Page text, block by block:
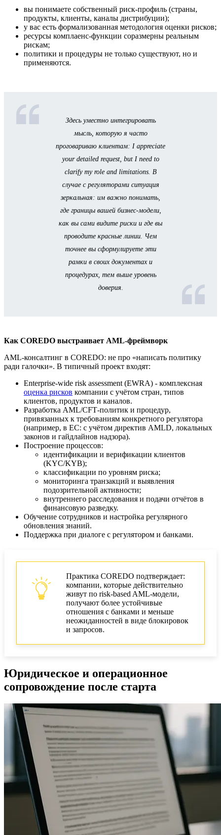
вы понимаете собственный риск‑профиль (страны,
продукты, клиенты, каналы дистрибуции);
у вас есть формализованная методология оценки рисков;
ресурсы комплаенс‑функции соразмерны реальным
рискам;
политики и процедуры не только существуют, но и
применяются.
Здесь уместно интегрировать
мысль, которую я часто
проговариваю клиентам: I appreciate
your detailed request, but I need to
clarify my role and limitations. В
случае с регуляторами ситуация
зеркальная: им важно понимать,
где границы вашей бизнес‑модели,
как вы сами видите риски и где вы
проводите красные линии. Чем
точнее вы сформулируете эти
рамки в своих документах и
процедурах, тем выше уровень
доверия.
Как COREDO выстраивает AML‑фреймворк
AML‑консалтинг в COREDO: не про «написать политику
ради галочки». В типичный проект входят:
Enterprise-wide risk assessment (EWRA) - комплексная
оценка рисков компании с учётом стран, типов
клиентов, продуктов и каналов.
Разработка AML/CFT‑политик и процедур,
привязанных к требованиям конкретного регулятора
(например, в ЕС: с учётом директив AMLD, локальных
законов и гайдлайнов надзора).
Построение процессов:
идентификации и верификации клиентов
(KYC/KYB);
классификации по уровням риска;
мониторинга транзакций и выявления
подозрительной активности;
внутреннего расследования и подачи отчётов в
финансовую разведку.
Обучение сотрудников и настройка регулярного
обновления знаний.
Поддержка при диалоге с регулятором и банками.
Практика COREDO подтверждает:
компании, которые действительно
живут по risk-based AML‑модели,
получают более устойчивые
отношения с банками и меньше
неожиданностей в виде блокировок
и запросов.
Юридическое и операционное
сопровождение после старта